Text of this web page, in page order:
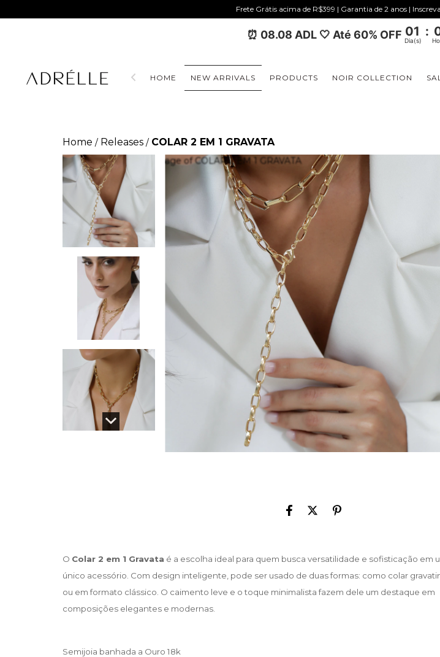
Frete Grátis acima de R$399 | Garantia de 2 anos |
⏰ 08.08 ADL 🤍 Até 60% OFF 01 :
Dia(s)
HOME NEW ARRIVALS PRODUCTS NOIR COLLECTION
Home / Releases / COLAR 2 EM 1 GRAVATA
O Colar 2 em 1 Gravata é a escolha ideal para quem busca versatilidade e sofisticação em
único acessório. Com design inteligente, pode ser usado de duas formas: como colar
ou em formato clássico. O caimento leve e o toque minimalista fazem dele um destaque em
composições elegantes e modernas.
Semijoia banhada a Ouro 18k